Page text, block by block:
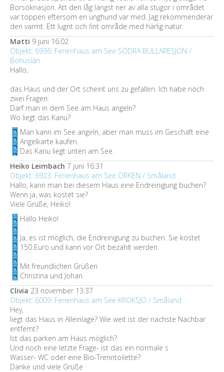
Borsöknasjön. Att den låg längst ner av alla stugor i området
var toppen eftersom en unghund var med. Jag rekommenderar
den varmt. Ett lugnt och fint område med härlig natur.
Matti 9 juni 16:02
Objekt: 6936: Ferienhaus am See SÖDRA BULLARESJÖN /
Bohuslän
Hallo,
das Haus und der Ort scheint uns zu gefallen. Ich habe noch
zwei Fragen:
Darf man in dem See am Haus angeln?
Wo liegt das Kanu?
Man kann im See angeln, aber man muss im Geschäft eine
Angelkarte kaufen.
Das Kanu liegt unten am See.
Heiko Leimbach 7 juni 16:31
Objekt: 6923: Ferienhaus am See ÖRKEN / Småland
Hallo, kann man bei diesem Haus eine Endreinigung buchen?
Wenn ja, was kostet sie?
Viele Grüße, Heiko!
Hallo Heiko!
Ja, es ist möglich, die Endreinigung zu buchen. Sie kostet
150 Euro und kann vor Ort bezahlt werden.
Mit freundlichen Grüßen
Christina und Johan
Clivia 23 november 13:37
Objekt: 6009: Ferienhaus am See KROKSJÖ / Småland
Hey,
liegt das Haus in Alleinlage? Wie weit ist der nächste Nachbar
entfernt?
Ist das parken am Haus möglich?
Und noch eine letzte Frage- ist das ein normale s
Wasser- WC oder eine Bio-Trenntoilette?
Danke und viele Grüße